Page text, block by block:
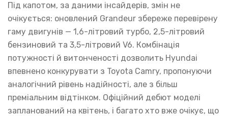
Під капотом, за даними інсайдерів, змін не
очікується: оновлений Grandeur збереже перевірену
гаму двигунів — 1,6-літровий турбо, 2,5-літровий
бензиновий та 3,5-літровий V6. Комбінація
потужності й витонченості дозволить Hyundai
впевнено конкурувати з Toyota Camry, пропонуючи
аналогічний рівень надійності, але з більш
преміальним відтінком. Офіційний дебют моделі
запланований на квітень, і багато хто вже очікує, що